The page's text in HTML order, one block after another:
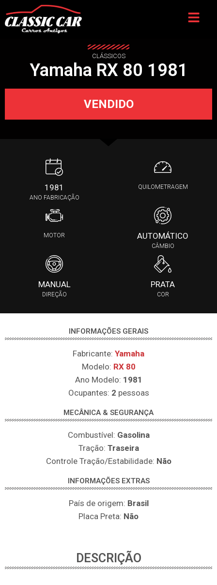
CLÁSSICOS
Yamaha RX 80 1981
VENDIDO
1981
ANO FABRICAÇÃO
QUILOMETRAGEM
MOTOR AUTOMÁTICO
CÂMBIO
MANUAL
DIREÇÃO
PRATA
COR
INFORMAÇÕES GERAIS
Fabricante: Yamaha
Modelo: RX 80
Ano Modelo: 1981
Ocupantes: 2 pessoas
MECÂNICA & SEGURANÇA
Combustível: Gasolina
Tração: Traseira
Controle Tração/Estabilidade: Não
INFORMAÇÕES EXTRAS
País de origem: Brasil
Placa Preta: Não
DESCRIÇÃO